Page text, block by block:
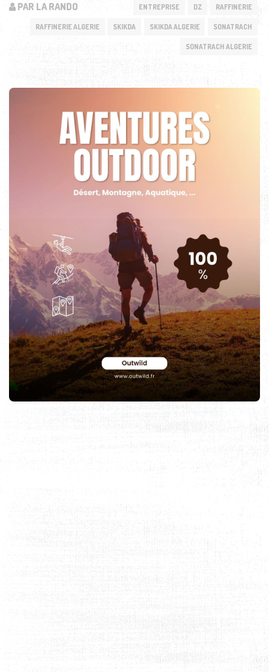
PAR LA RANDO ENTREPRISE DZ RAFFINERIE
RAFFINERIE ALGERIE SKIKDA SKIKDA ALGERIE SONATRACH
SONATRACH ALGERIE